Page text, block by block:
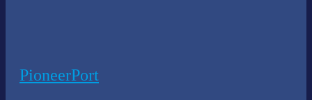
PioneerPort